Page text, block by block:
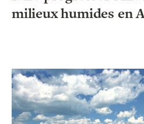
milieux humides en